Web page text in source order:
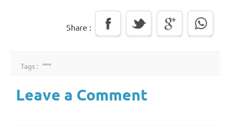
Share :
Tags :
Leave a Comment